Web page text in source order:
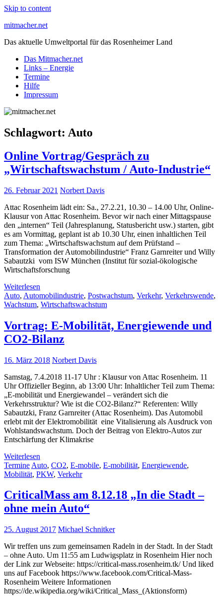
Skip to content
mitmacher.net
Das aktuelle Umweltportal für das Rosenheimer Land
Das Mitmacher.net
Links – Energie
Termine
Hilfe
Impressum
Schlagwort: Auto
Online Vortrag/Gespräch zu
„Wirtschaftswachstum / Auto-Industrie“
26. Februar 2021 Norbert Davis
Attac Rosenheim lädt ein: Sa., 27.2.21, 10.30 – 14.00 Uhr, Online-
Klausur von Attac Rosenheim. Bevor wir nach einer Mittagspause
den „internen“ Teil (Jahresplanung, Statusbericht usw.) starten, gibt
es am Vormittag, geplant ist ab 10.30 Uhr, einen inhaltlichen Teil
zum Thema: „Wirtschaftswachstum auf dem Prüfstand –
Transformation der Automobilindustrie“ Franz Garnreiter und Willy
Sabautzki vom ISW München (Institut für sozial-ökologische
Wirtschaftsforschung
Weiterlesen
Auto, Automobilindustrie, Postwachstum, Verkehr, Verkehrswende,
Wachstum, Wirtschaftswachstum
Vortrag: E-Mobilität, Energiewende und
CO2-Bilanz
16. März 2018 Norbert Davis
Samstag, 7.4.2018 11-17 Uhr : Klausur von Attac Rosenheim. 11
Uhr Offizieller Beginn, ab 13:00 Uhr: Inhaltlicher Teil zum Thema:
„E-mobilität und Energiewandel – verändert sich die
Verkehrsstruktur? Wie ist die CO2-Bilanz?“ Referenten: Willy
Sabautzki, Franz Garnreiter (Attac Rosenheim). Das Automobil
erlebt mit der Elektromobilität eine Vitalisierung als Ausdruck von
Wohlstandswachstum. Doch der Beitrag von Elektro-Autos zur
Entschärfung der Klimakrise
Weiterlesen
Termine Auto, CO2, E-mobile, E-mobilität, Energiewende,
Mobilität, PKW, Verkehr
CriticalMass am 8.12.18 „In die Stadt –
ohne mein Auto“
25. August 2017 Michael Schnitker
Wir treffen uns zum gemeinsamen Radeln in der Stadt. In der Stadt
– ohne Auto. Um 11:55 am Ludwigsplatz in Rosenheim Hier noch
der Link zur Webseite: https://critical-mass.rosenheim.tk/ Und liked
uns auf Facebook https://www.facebook.com/Critical-Mass-
Rosenheim Weitere Informationen
https://de.wikipedia.org/wiki/Critical_Mass_(Aktionsform)